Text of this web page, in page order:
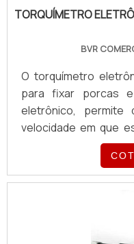
TORQUÍMETRO
BVR
O torquímetro
para fixar porcas
eletrônico, permite
velocidade em que
estabelecimento do
dos torquímetros
setores, pois